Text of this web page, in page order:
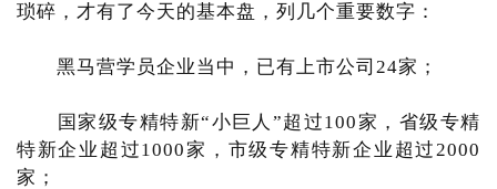
琐碎，才有了今天的基本盘，列几个重要数字：
黑马营学员企业当中，已有上市公司24家；
国家级专精特新“小巨人”超过100家，省级专精
特新企业超过1000家，市级专精特新企业超过2000
家；